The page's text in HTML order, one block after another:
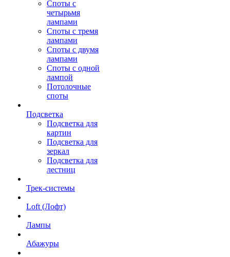
Споты с
четырьмя
лампами
Споты с тремя
лампами
Споты с двумя
лампами
Споты с одной
лампой
Потолочные
споты
Подсветка
Подсветка для
картин
Подсветка для
зеркал
Подсветка для
лестниц
Трек-системы
Loft (Лофт)
Лампы
Абажуры